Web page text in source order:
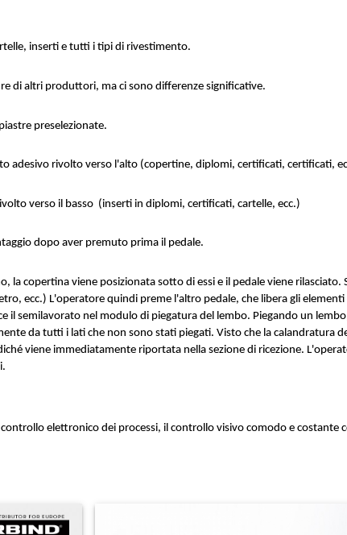
inserti e tutti i tipi di rivestimento.
di altri produttori, ma ci sono differenze significative.
preselezionate.
adesivo rivolto verso l'alto (copertine, diplomi, certificati, certificati,
verso il basso  (inserti in diplomi, certificati, cartelle, ecc.)
dopo aver premuto prima il pedale.
la copertina viene posizionata sotto di essi e il pedale viene
ecc.) L'operatore quindi preme l'altro pedale, che libera gli
il semilavorato nel modulo di piegatura del lembo. Piegando un
da tutti i lati che non sono stati piegati. Visto che la calandratura
viene immediatamente riportata nella sezione di ricezione.
elettronico dei processi, il controllo visivo comodo e costante